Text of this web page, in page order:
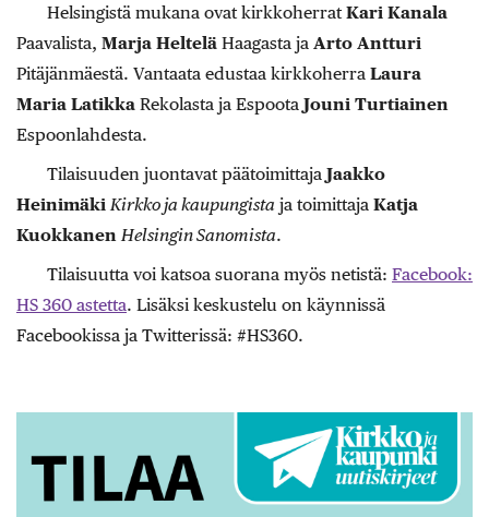
Helsingistä mukana ovat kirkkoherrat Kari Kanala
Paavalista, Marja Heltelä Haagasta ja Arto Antturi
Pitäjänmäestä. Vantaata edustaa kirkkoherra Laura
Maria Latikka Rekolasta ja Espoota Jouni Turtiainen
Espoonlahdesta.
Tilaisuuden juontavat päätoimittaja Jaakko
Heinimäki Kirkko ja kaupungista ja toimittaja Katja
Kuokkanen Helsingin Sanomista.
Tilaisuutta voi katsoa suorana myös netistä: Facebook:
HS 360 astetta. Lisäksi keskustelu on käynnissä
Facebookissa ja Twitterissä: #HS360.